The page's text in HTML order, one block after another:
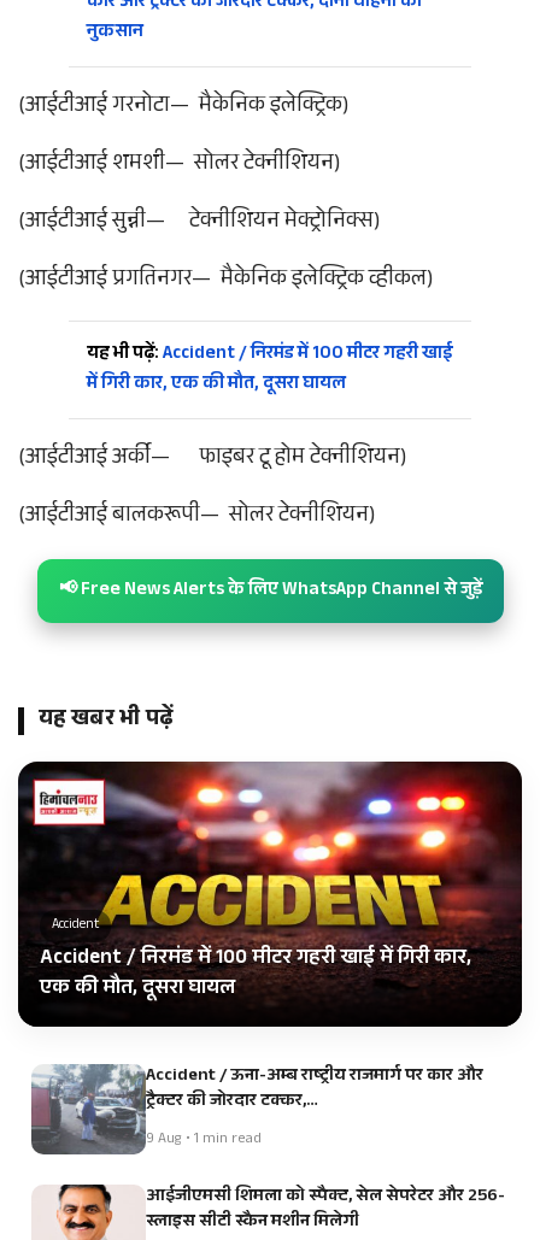
नुकसान
(आईटीआई गरनोटा— मैकेनिक इलेक्ट्रिक)
(आईटीआई शमशी— सोलर टेक्नीशियन)
(आईटीआई सुन्नी— टेक्नीशियन मेक्ट्रोनिक्स)
(आईटीआई प्रगतिनगर— मैकेनिक इलेक्ट्रिक व्हीकल)
यह भी पढ़ें:Accident / निरमंड में 100 मीटर गहरी खाई
में गिरी कार, एक की मौत, दूसरा घायल
(आईटीआई अर्की— फाइबर टू होम टेक्नीशियन)
(आईटीआई बालकरूपी— सोलर टेक्नीशियन)
📢 Free News Alerts के लिए WhatsApp Channel से जुड़ें
यह खबर भी पढ़ें
Accident
Accident / निरमंड में 100 मीटर गहरी खाई में गिरी कार,
एक की मौत, दूसरा घायल
Accident / ऊना-अम्ब राष्ट्रीय राजमार्ग पर कार और
ट्रैक्टर की जोरदार टक्कर,…
9 Aug • 1 min read
आईजीएमसी शिमला को स्पैक्ट, सेल सेपरेटर और 256-
स्लाइस सीटी स्कैन मशीन मिलेगी